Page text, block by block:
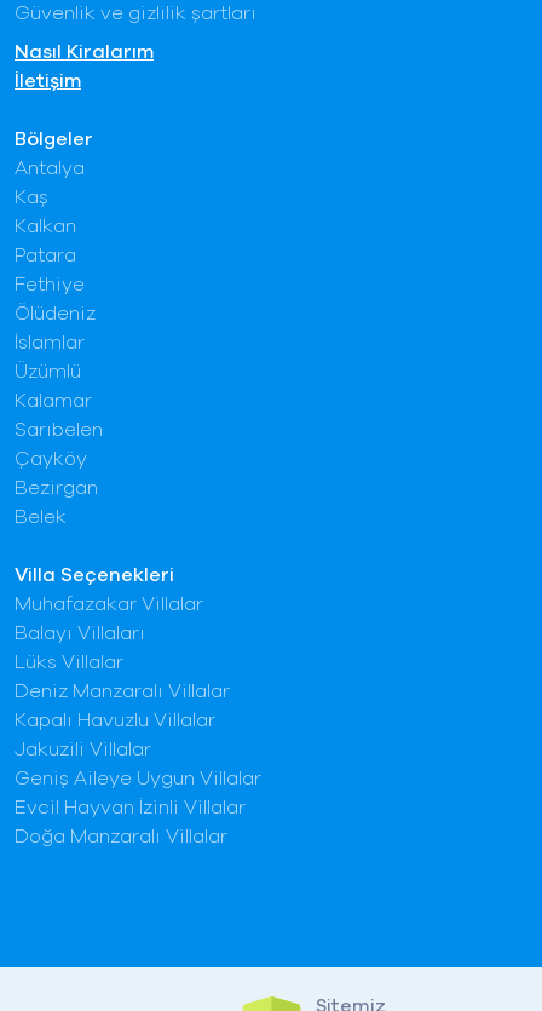
Villa Seçenekleri
Muhafazakar Villalar
Balayı Villaları
Lüks Villalar
Deniz Manzaralı Villalar
Kapalı Havuzlu Villalar
Jakuzili Villalar
Geniş Aileye Uygun Villalar
Evcil Hayvan İzinli Villalar
Doğa Manzaralı Villalar
Bölgeler
Antalya
Kaş
Kalkan
Patara
Fethiye
Ölüdeniz
İslamlar
Üzümlü
Kalamar
Sarıbelen
Çayköy
Bezirgan
Belek
Güvenlik ve gizlilik şartları
Nasıl Kiralarım
İletişim
Sitemiz